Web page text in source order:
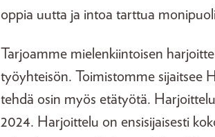
oppia uutta ja intoa tarttua
Tarjoamme mielenkiintoisen
työyhteisön. Toimistomme sijaitsee
tehdä osin myös etätyötä.
2024. Harjoittelu on ensisijaisesti